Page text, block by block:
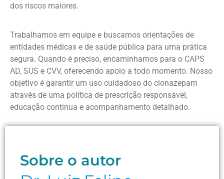
dos riscos maiores.
Trabalhamos em equipe e buscamos orientações de
entidades médicas e de saúde pública para uma prática
segura. Quando é preciso, encaminhamos para o CAPS
AD, SUS e CVV, oferecendo apoio a todo momento. Nosso
objetivo é garantir um uso cuidadoso do clonazepam
através de uma política de prescrição responsável,
educação contínua e acompanhamento detalhado.
Sobre o autor